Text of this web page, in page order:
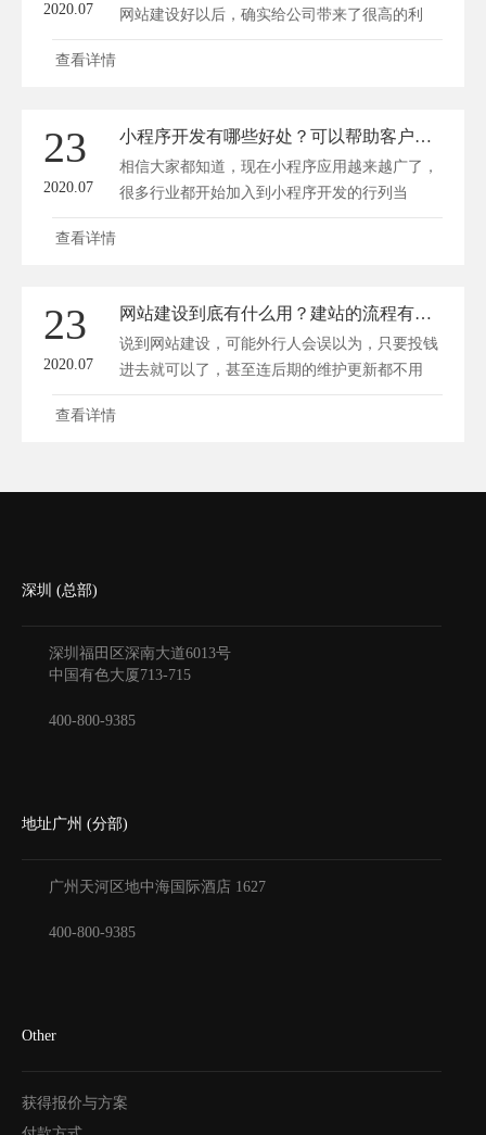
2020.07
网站建设好以后，确实给公司带来了很高的利
益...
查看详情
23
2020.07
小程序开发有哪些好处？可以帮助客户解决哪些问题？
相信大家都知道，现在小程序应用越来越广了，
很多行业都开始加入到小程序开发的行列当
中。...
查看详情
23
2020.07
网站建设到底有什么用？建站的流程有哪些？
说到网站建设，可能外行人会误以为，只要投钱
进去就可以了，甚至连后期的维护更新都不用
管。...
查看详情
深圳 (总部)
深圳福田区深南大道6013号
中国有色大厦713-715
400-800-9385
地址广州 (分部)
广州天河区地中海国际酒店 1627
400-800-9385
Other
获得报价与方案